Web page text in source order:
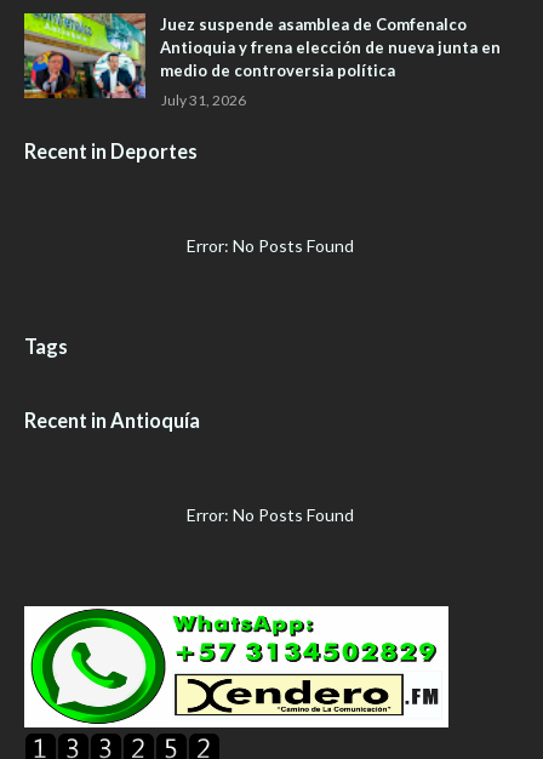
Juez suspende asamblea de Comfenalco
Antioquia y frena elección de nueva junta en
medio de controversia política
July 31, 2026
Recent in Deportes
Error: No Posts Found
Tags
Recent in Antioquía
Error: No Posts Found